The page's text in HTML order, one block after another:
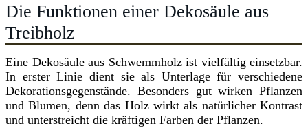
Die Funktionen einer Dekosäule aus
Treibholz
Eine Dekosäule aus Schwemmholz ist vielfältig einsetzbar.
In erster Linie dient sie als Unterlage für verschiedene
Dekorationsgegenstände. Besonders gut wirken Pflanzen
und Blumen, denn das Holz wirkt als natürlicher Kontrast
und unterstreicht die kräftigen Farben der Pflanzen.